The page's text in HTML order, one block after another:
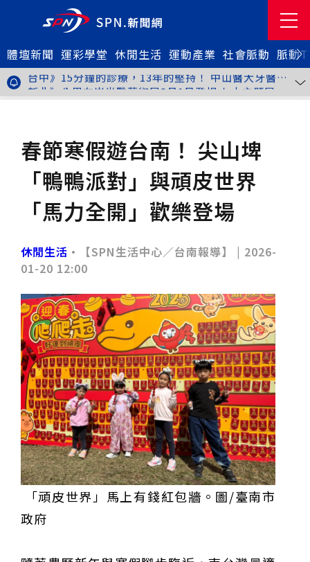
體壇新聞 運彩學堂 休閒生活 運動產業 社會脈動 脈動
金牌搖籃驚傳「球荒」！江啟臣偕運彩公會挺萬和國
中，捐贈 1800 顆羽球助小將 4 月全中運奪金
世足》阿根廷足球巨星梅西父親兼經紀人豪爾赫去世 享
壽68歲
台中》15分鐘的診療，13年的堅持！ 中山醫大牙醫系
跨海義診13年
新北》八里左岸光雕藝術展8月1日登場 七大主題展區
打造夏夜光影盛宴
台中》中聯油脂案釀全民恐慌 議員張芬郁質詢轟食安稽
適圈」祕笈
台中》食安風暴擴大 中彰投苗縣市長參選人提「食安聯
防治理平台」等3主張
台中》中山醫大攜手新創登陸亞洲生技展 發表「微奈米
眼用鏡片」等13項臨床研發技術
高雄》啟用近30年迎來外觀與結構重塑 高雄旗津輪渡
站改造完工啟用
縮短藥效等待期！中山附醫引進速效抗憂鬱鼻噴劑 24
小時內見效、助重症患者重返社會
台北》首創水資源循環教育園區 民生水資再生廠環教館
正式啟用
專題人物》我不是會長，是歐巴桑！」穆閩珠自掏腰包
台中》中捷聯名VTuber活動告捷 首5日運量增24%周
邊營收破250萬
台中》看好綠美圖 大巨蛋商機！星享道攜手萬豪 打造
23名、全台醫學大學第3名
桃園市籌備115年全民運動會 體育局：預計9月前完成
重要前置作業
2026年金星最佳觀賞期將至 週五日落後仰角達全年最
高
台中》中山醫大響應「30+大學計畫」 推出餐飲經營與
高齡照護學分專班
三星伴月聯手金星近鬼宿星團 端午連假西方低空上演天
文秀
台中》端午節前勞累驚覺單側無力 攤商「亞急性腦出
血」醫籲三徵兆速就醫
台中》跨越萬里深耕20年 中山附醫協助吐瓦魯建置首
套急診檢傷系統
世足》姆巴佩梅開二度破隊史紀錄 法國3比1擊敗塞內
加爾奪世界盃開門紅
搶攻端午連假人潮 臺北天文館推銀河特展與免費劇場搶
客
台中》萬豐國小奪少棒全國冠軍 赴美參賽盼各界正視
500萬經費缺口
蕭美琴視察帛琉Malakal島開發計畫 盼深化台帛水產與
醫療合作
婦人眼角冒水皰確診帶狀皰疹 臺中醫院跨科即時診治化
解失明與腦炎危機
參山處「梨山原民歌舞與工藝體驗」6月登場 結合永續
觀光推深度部落旅遊
台中》中央挹注逾8成！蔡其昌爭取4980萬 翻新清水五
權路道路與人行步道
智慧科技解救護士的腿！中山醫大與仁寶攜手「送藥機
器人」月省醫護120公里步程
台北》污水廠變身都市綠洲！內湖運動公園全新戲水區
盛大開放 智慧預約環教體驗
嘉義》搶攻端午親子商機！嘉義縣推「沉浸式角色扮
春節寒假遊台南！ 尖山埤
「鴨鴨派對」與頑皮世界
「馬力全開」歡樂登場
休閒生活 •【SPN生活中心／台南報導】 | 2026-
01-20 12:00
「頑皮世界」馬上有錢紅包牆。圖/臺南市
政府